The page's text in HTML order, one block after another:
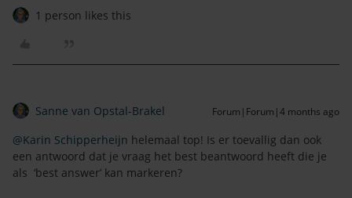
1 person likes this
Sanne van Opstal-Brakel Forum|Forum|4 months ago
@Karin Schipperheijn helemaal top! Is er toevallig dan ook
een antwoord dat je vraag het best beantwoord heeft die je
als ‘best answer’ kan markeren?